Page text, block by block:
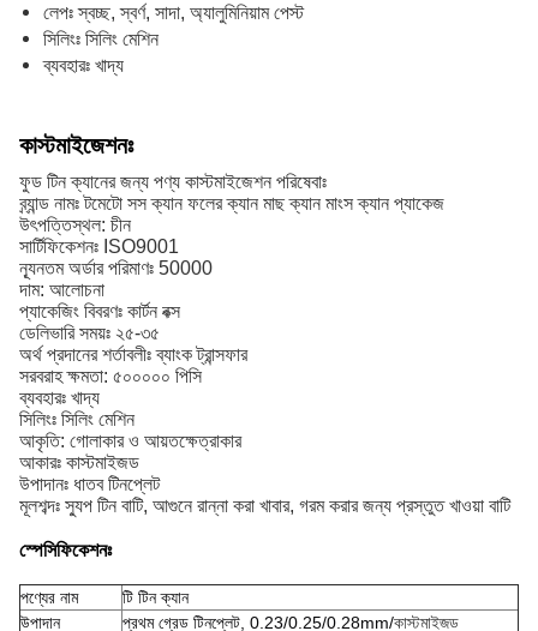
লেপঃ স্বচ্ছ, স্বর্ণ, সাদা, অ্যালুমিনিয়াম পেস্ট
সিলিংঃ সিলিং মেশিন
ব্যবহারঃ খাদ্য
কাস্টমাইজেশনঃ
ফুড টিন ক্যানের জন্য পণ্য কাস্টমাইজেশন পরিষেবাঃ
ব্র্যান্ড নামঃ টমেটো সস ক্যান ফলের ক্যান মাছ ক্যান মাংস ক্যান প্যাকেজ
উৎপত্তিস্থল: চীন
সার্টিফিকেশনঃ ISO9001
ন্যূনতম অর্ডার পরিমাণঃ 50000
দাম: আলোচনা
প্যাকেজিং বিবরণঃ কার্টন বক্স
ডেলিভারি সময়ঃ ২৫-৩৫
অর্থ প্রদানের শর্তাবলীঃ ব্যাংক ট্রান্সফার
সরবরাহ ক্ষমতা: ৫০০০০০ পিসি
ব্যবহারঃ খাদ্য
সিলিংঃ সিলিং মেশিন
আকৃতি: গোলাকার ও আয়তক্ষেত্রাকার
আকারঃ কাস্টমাইজড
উপাদানঃ ধাতব টিনপ্লেট
মূলশব্দঃ স্যুপ টিন বাটি, আগুনে রান্না করা খাবার, গরম করার জন্য প্রস্তুত খাওয়া বাটি
স্পেসিফিকেশনঃ
পণ্যের নাম
টি টিন ক্যান
উপাদান
প্রথম গ্রেড টিনপ্লেট, 0.23/0.25/0.28mm/কাস্টমাইজড